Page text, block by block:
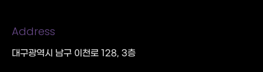
Address
대구광역시 남구 이천로 128, 3층